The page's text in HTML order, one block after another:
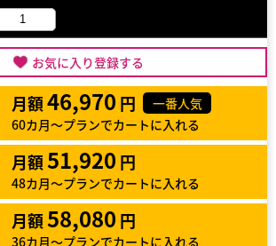
お気に入り登録する
月額46,970 円
一番人気
60カ月～プランでカートに入れる
月額51,920 円
48カ月～プランでカートに入れる
月額58,080 円
36カ月～プランでカートに入れる